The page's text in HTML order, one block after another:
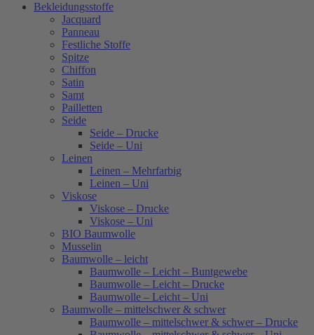
Bekleidungsstoffe
Jacquard
Panneau
Festliche Stoffe
Spitze
Chiffon
Satin
Samt
Pailletten
Seide
Seide – Drucke
Seide – Uni
Leinen
Leinen – Mehrfarbig
Leinen – Uni
Viskose
Viskose – Drucke
Viskose – Uni
BIO Baumwolle
Musselin
Baumwolle – leicht
Baumwolle – Leicht – Buntgewebe
Baumwolle – Leicht – Drucke
Baumwolle – Leicht – Uni
Baumwolle – mittelschwer & schwer
Baumwolle – mittelschwer & schwer – Drucke